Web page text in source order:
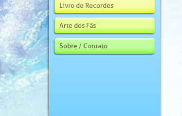
Livro de Recordes
Arte dos Fãs
Sobre / Contato